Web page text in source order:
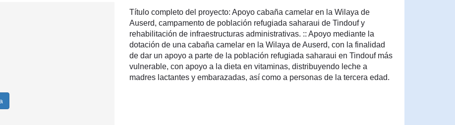
Título completo del proyecto: Apoyo cabaña camelar en la Wilaya de
Auserd, campamento de población refugiada saharaui de Tindouf y
rehabilitación de infraestructuras administrativas. :: Apoyo mediante la
dotación de una cabaña camelar en la Wilaya de Auserd, con la finalidad
de dar un apoyo a parte de la población refugiada saharaui en Tindouf más
vulnerable, con apoyo a la dieta en vitaminas, distribuyendo leche a
madres lactantes y embarazadas, así como a personas de la tercera edad.